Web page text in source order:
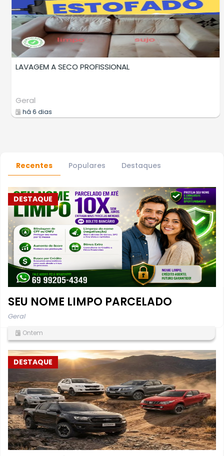
LAVAGEM A SECO DE ESTOFADOS
Prestadores Serviços
há 8 dias
Recentes Populares Destaques
DESTAQUE
SEU NOME LIMPO PARCELADO
Geral
Ontem
DESTAQUE